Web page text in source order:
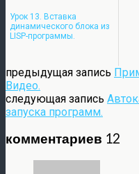
Урок 13. Вставка
динамического блока из
LISP-программы.
предыдущая запись
Видео.
следующая запись
запуска программ.
комментариев 12